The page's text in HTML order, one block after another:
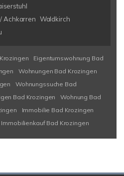
Achkarren Waldkirch
Eigentumswohnung Bad
Wohnungen Bad Krozingen
Wohnungssuche Bad
Bad Krozingen
Wohnung Bad
Immobilie Bad Krozingen
Immobilienkauf Bad Krozingen